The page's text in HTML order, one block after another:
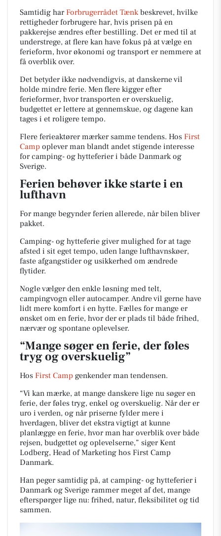
Samtidig har Forbrugerrådet Tænkbeskrevet, hvilke
rettigheder forbrugere har, hvis prisen på en
pakkerejse ændres efter bestilling. Det er med til at
understrege, at flere kan have fokus på at vælge en
ferieform, hvor økonomi og transport er nemmere at
få overblik over.
Det betyder ikke nødvendigvis, at danskerne vil
holde mindre ferie. Men flere kigger efter
ferieformer, hvor transporten er overskuelig,
budgettet er lettere at gennemskue, og dagene kan
tages i et roligere tempo.
Flere ferieaktører mærker samme tendens. Hos First
Camp oplever man blandt andet stigende interesse
for camping- og hytteferier i både Danmark og
Sverige.
Ferien behøver ikke starte i en
lufthavn
For mange begynder ferien allerede, når bilen bliver
pakket.
Camping- og hytteferie giver mulighed for at tage
afsted i sit eget tempo, uden lange lufthavnskøer,
faste afgangstider og usikkerhed om ændrede
flytider.
Nogle vælger den enkle løsning med telt,
campingvogn eller autocamper. Andre vil gerne have
lidt mere komfort i en hytte. Fælles for mange er
ønsket om en ferie, hvor der er plads til både frihed,
nærvær og spontane oplevelser.
“Mange søger en ferie, der føles
tryg og overskuelig”
Hos First Camp genkender man tendensen.
“Vi kan mærke, at mange danskere lige nu søger en
ferie, der føles tryg, enkel og overskuelig. Når der er
uro i verden, og når priserne fylder mere i
hverdagen, bliver det ekstra vigtigt at kunne
planlægge en ferie, hvor man har overblik over både
rejsen, budgettet og oplevelserne,” siger Kent
Lodberg, Head of Marketing hos First Camp
Danmark.
Han peger samtidig på, at camping- og hytteferier i
Danmark og Sverige rammer meget af det, mange
efterspørger lige nu: frihed, natur, fleksibilitet og tid
sammen.